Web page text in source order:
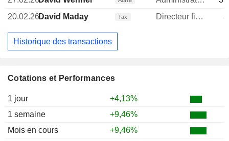
Cotations et Performances
1 jour
+4,13%
1 semaine
+9,46%
Mois en cours
+9,46%
20.02.26David Maday Tax Directeur financier
Historique des transactions